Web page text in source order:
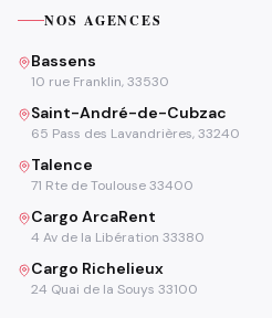
NOS AGENCES
Bassens
10 rue Franklin, 33530
Saint-André-de-Cubzac
65 Pass des Lavandrières, 33240
Talence
71 Rte de Toulouse 33400
Cargo ArcaRent
4 Av de la Libération 33380
Cargo Richelieux
24 Quai de la Souys 33100